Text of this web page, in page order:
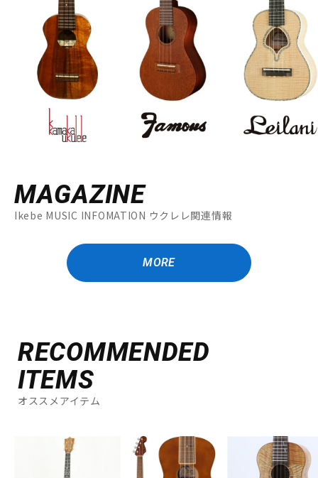
MAGAZINE
Ikebe MUSIC INFOMATION ウクレレ関連情報
MORE
RECOMMENDED
ITEMS
オススメアイテム